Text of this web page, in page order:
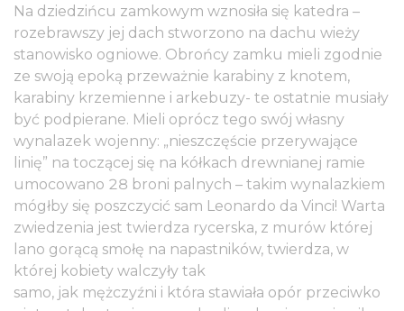
Na dziedzińcu zamkowym wznosiła się katedra –
rozebrawszy jej dach stworzono na dachu wieży
stanowisko ogniowe. Obrońcy zamku mieli zgodnie
ze swoją epoką przeważnie karabiny z knotem,
karabiny krzemienne i arkebuzy- te ostatnie musiały
być podpierane. Mieli oprócz tego swój własny
wynalazek wojenny: „nieszczęście przerywające
linię” na toczącej się na kółkach drewnianej ramie
umocowano 28 broni palnych – takim wynalazkiem
mógłby się poszczycić sam Leonardo da Vinci! Warta
zwiedzenia jest twierdza rycerska, z murów której
lano gorącą smołę na napastników, twierdza, w
której kobiety walczyły tak
samo, jak mężczyźni i która stawiała opór przeciwko